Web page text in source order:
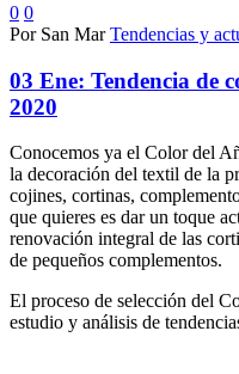
0 0
Por San Mar Tendencias y
03 Ene: Tendencia de
2020
Conocemos ya el Color del
la decoración del textil de la
cojines, cortinas,
que quieres es dar un toque
renovación integral de las
de pequeños complementos.
El proceso de selección del
estudio y análisis de